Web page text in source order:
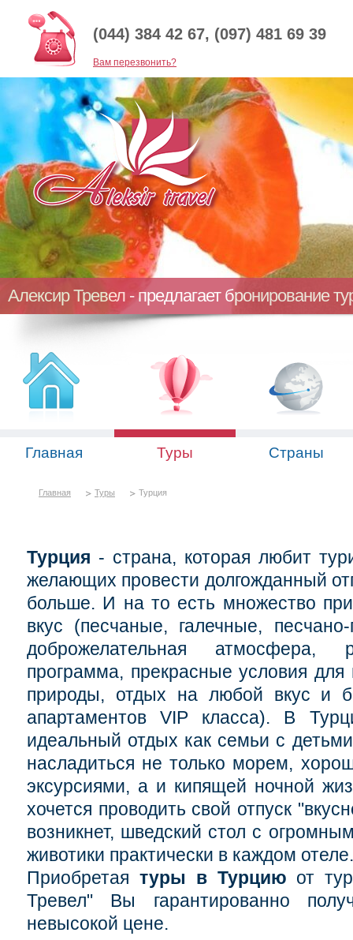
(044) 384 42 67, (097) 481 69 39
Baм перезвонить?
Алексир Тревел - предлагает бронирование
Главная Туры Страны
Главная Туры Турция
Турция - страна, которая любит
желающих провести долгожданный
больше. И на то есть множество
вкус (песчаные, галечные,
доброжелательная атмосфера,
программа, прекрасные условия
природы, отдых на любой вкус и
апартаментов VIP класса). В
идеальный отдых как семьи с
насладиться не только морем,
эксурсиями, а и кипящей ночной
хочется проводить свой отпуск
возникнет, шведский стол с
животики практически в каждом отеле.
Приобретая туры в Турцию от
Тревел" Вы гарантированно
невысокой цене.